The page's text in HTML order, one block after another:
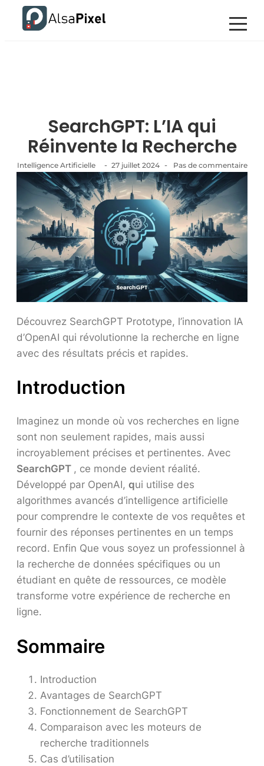
SearchGPT: L’IA qui
Réinvente la Recherche
Intelligence Artificielle - 27 juillet 2024 - Pas de commentaire
Découvrez SearchGPT Prototype, l’innovation IA
d’OpenAI qui révolutionne la recherche en ligne
avec des résultats précis et rapides.
Introduction
Imaginez un monde où vos recherches en ligne
sont non seulement rapides, mais aussi
incroyablement précises et pertinentes. Avec
SearchGPT , ce monde devient réalité.
Développé par OpenAI, qui utilise des
algorithmes avancés d’intelligence artificielle
pour comprendre le contexte de vos requêtes et
fournir des réponses pertinentes en un temps
record. Enfin Que vous soyez un professionnel à
la recherche de données spécifiques ou un
étudiant en quête de ressources, ce modèle
transforme votre expérience de recherche en
ligne.
Sommaire
Introduction
Avantages de SearchGPT
Fonctionnement de SearchGPT
Comparaison avec les moteurs de
recherche traditionnels
Cas d’utilisation